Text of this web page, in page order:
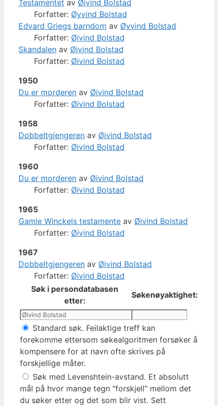
Testamentet av Øivind Bolstad
Forfatter: Øyvind Bolstad
Edvard Griegs barndom av Øyvind Bolstad
Forfatter: Øivind Bolstad
Skandalen av Øivind Bolstad
Forfatter: Øivind Bolstad
1950
Du er morderen av Øivind Bolstad
Forfatter: Øivind Bolstad
1958
Dobbeltgjengeren av Øivind Bolstad
Forfatter: Øivind Bolstad
1960
Du er morderen av Øivind Bolstad
Forfatter: Øivind Bolstad
1965
Gamle Winckels testamente av Øivind Bolstad
Forfatter: Øivind Bolstad
1967
Dobbeltgjengeren av Øivind Bolstad
Forfatter: Øivind Bolstad
Søk i persondatabasen
etter:
Søkenøyaktighet:
Standard søk. Feilaktige treff kan
forekomme ettersom søkealgoritmen forsøker å
kompensere for at navn ofte skrives på
forskjellige måter.
Søk med Levenshtein-avstand. Et absolutt
mål på hvor mange tegn "forskjell" mellom det
du søker etter og det som blir vist. Sett